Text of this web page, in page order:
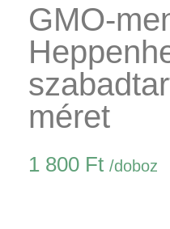
GMO-
méret
1 800 Ft /doboz